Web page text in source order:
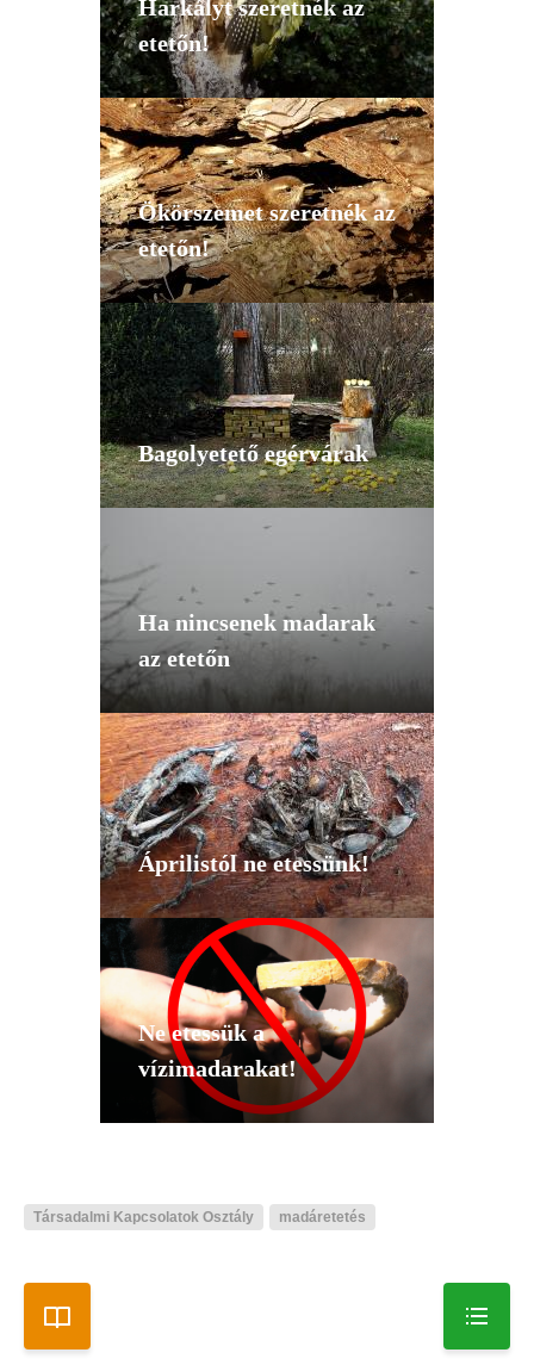
Harkályt szeretnék az
etetőn!
Ökörszemet szeretnék az
etetőn!
Bagolyetető egérvárak
Ha nincsenek madarak
az etetőn
Áprilistól ne etessünk!
Ne etessük a
vízimadarakat!
Társadalmi Kapcsolatok Osztály madáretetés